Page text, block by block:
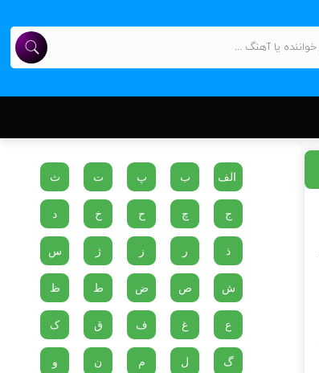
الف ب پ ت ث
ج چ ح خ د
ذ ر ز ژ س
ش ص ض ط ظ
ع غ ف ق ک
گ ل م ن و